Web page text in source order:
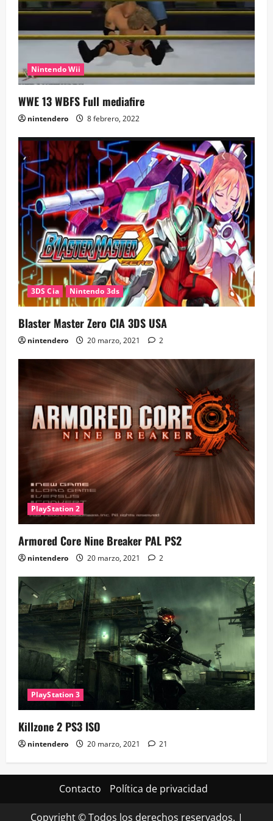
Nintendo Wii
WWE 13 WBFS Full mediafire
nintendero 8 febrero, 2022
3DS Cia Nintendo 3ds
Blaster Master Zero CIA 3DS USA
nintendero 20 marzo, 2021 2
PlayStation 2
Armored Core Nine Breaker PAL PS2
nintendero 20 marzo, 2021 2
PlayStation 3
Killzone 2 PS3 ISO
nintendero 20 marzo, 2021 21
Contacto Política de privacidad
Copyright © Todos los derechos reservados. |